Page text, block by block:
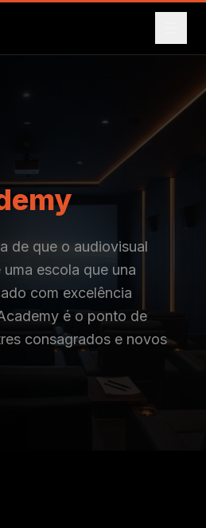
de que o audiovisual
escola que una
com excelência
é o ponto de
consagrados e novos